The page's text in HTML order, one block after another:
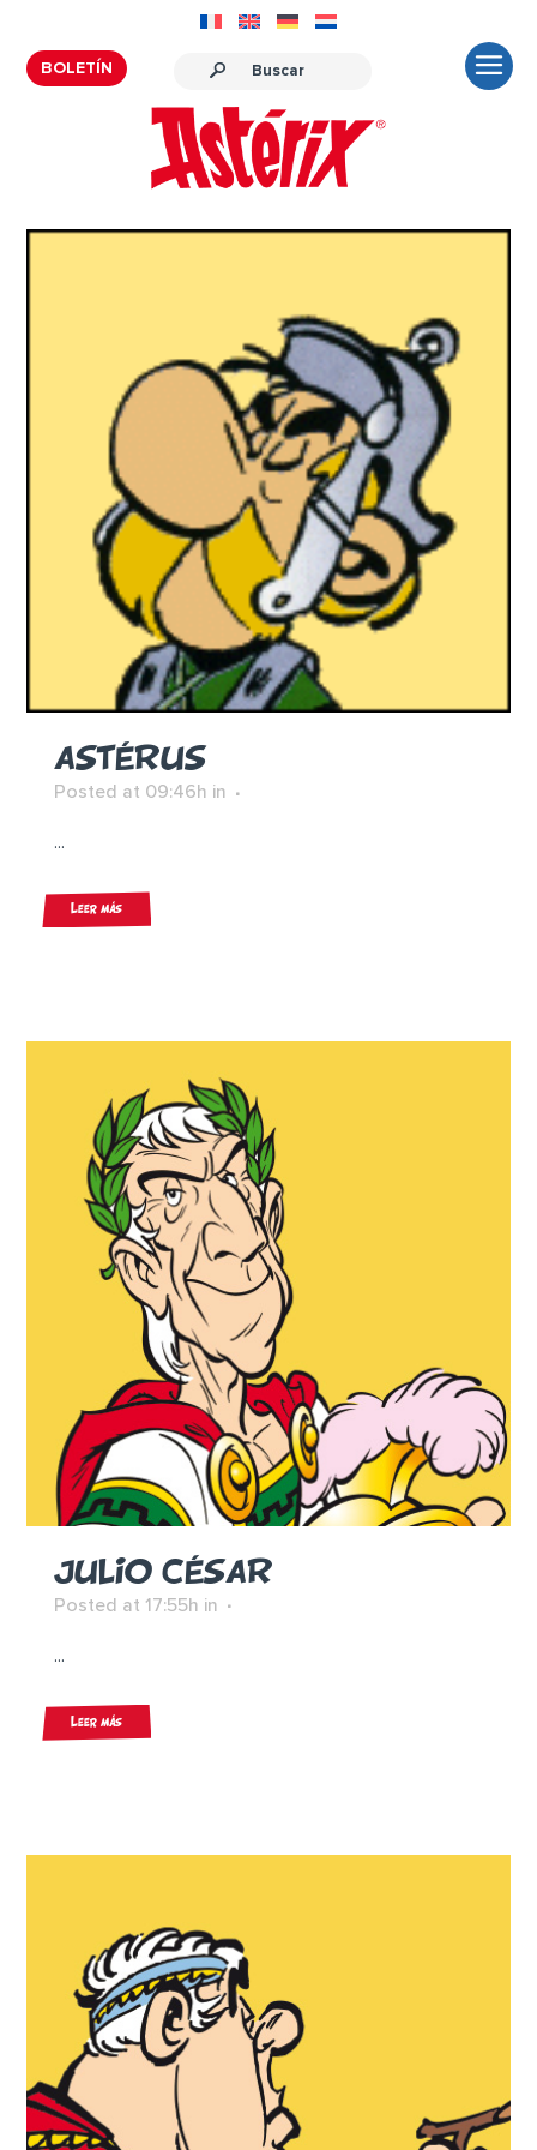
BOLETÍN
ASTÉRUS
Posted at 09:46h in
...
Leer más
JULIO CÉSAR
Posted at 17:55h in
...
Leer más